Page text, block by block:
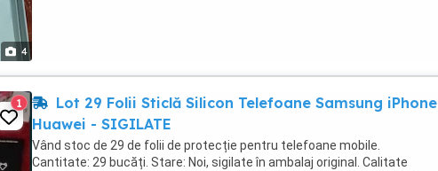
4
1
Lot 29 Folii Sticlă Silicon Telefoane Samsung iPhone
Huawei - SIGILATE
Vând stoc de 29 de folii de protecție pentru telefoane mobile.
Cantitate: 29 bucăți. Stare: Noi, sigilate în ambalaj original. Calitate